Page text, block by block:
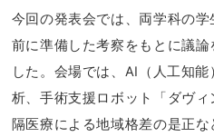
今回の発表会では、両学科の
前に準備した考察をもとに議
した。会場では、AI（人工知
析、手術支援ロボット「ダヴ
隔医療による地域格差の是正